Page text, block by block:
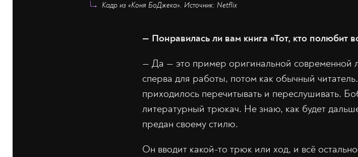
Кадр из «Коня БоДжека». Источник: Netflix
— Понравилась ли вам книга «Тот, кто полюбит
— Да — это пример оригинальной современной
сперва для работы, потом как обычный
приходилось перечитывать и переслушивать.
литературный трюкач. Не знаю, как будет
предан своему стилю.
Он вводит какой-то трюк или ход, и всё